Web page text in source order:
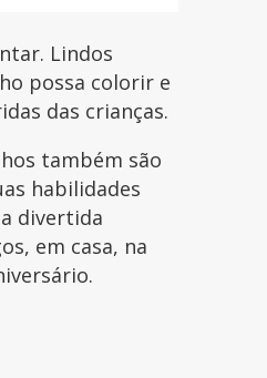
Lindos
possa colorir e
das crianças.
também são
habilidades
divertida
em casa, na